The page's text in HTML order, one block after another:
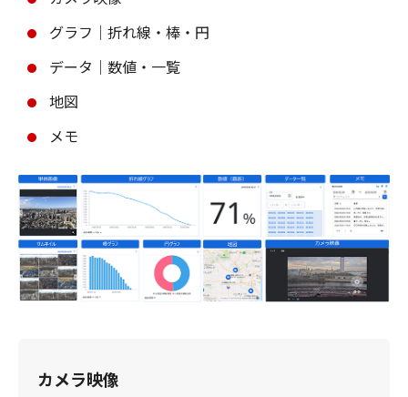
グラフ｜折れ線・棒・円
データ｜数値・一覧
地図
メモ
カメラ映像